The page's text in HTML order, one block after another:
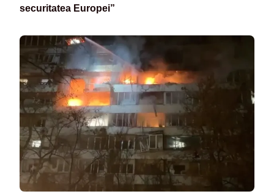
securitatea Europei”